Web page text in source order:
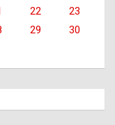
22
23
29
30